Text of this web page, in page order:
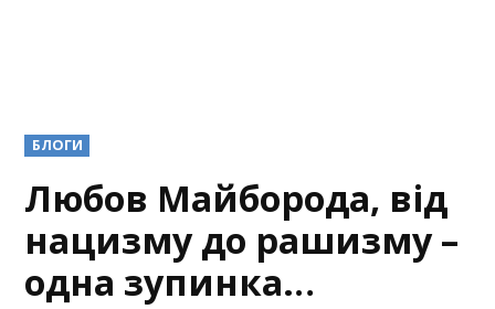
POSTED
IN
БЛОГИ
Любов Майборода, від
нацизму до рашизму –
одна зупинка…